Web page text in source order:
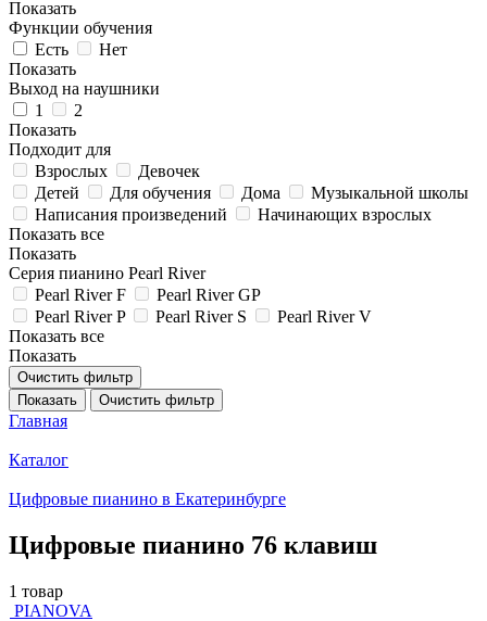
Показать
Функции обучения
Есть
Нет
Показать
Выход на наушники
1
2
Показать
Подходит для
Взрослых
Девочек
Детей
Для обучения Дома
Музыкальной школы
Написания произведений
Начинающих взрослых
Показать все
Показать
Серия пианино Pearl River
Pearl River F
Pearl River GP
Pearl River P
Pearl River S
Pearl River V
Показать все
Показать
Очистить фильтр
Показать
Очистить фильтр
Главная
Каталог
Цифровые пианино в Екатеринбурге
Цифровые пианино 76 клавиш
1 товар
PIANOVA